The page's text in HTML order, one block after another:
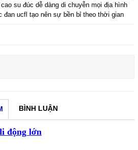
su đúc dễ dàng di chuyễn mọi địa hình
đan ucfl tạo nên sự bền bỉ theo thời gian
BÌNH LUẬN
động lớn